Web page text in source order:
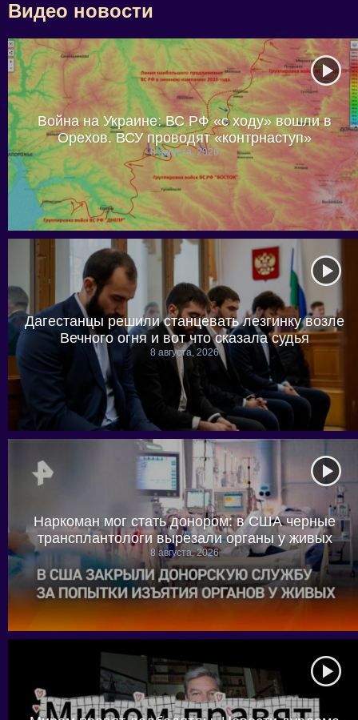
Видео новости
Война на Украине: ВС РФ «с ходу» вошли в
Орехов. ВСУ проводят «контрнаступ»
8 августа, 2026
Дагестанцы решили станцевать лезгинку возле
Вечного огня и вот что сказала судья
8 августа, 2026
Наркоман мог стать донором: в США черные
трансплантологи вырезали органы у живых
8 августа, 2026